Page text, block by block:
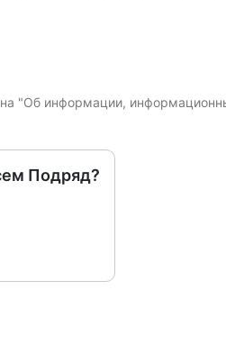
"Об информации,
Подряд?